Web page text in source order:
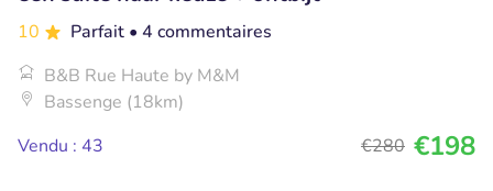
10 Parfait • 4 commentaires
B&B Rue Haute by M&M
Bassenge (18km)
Vendu : 43
€280 €198